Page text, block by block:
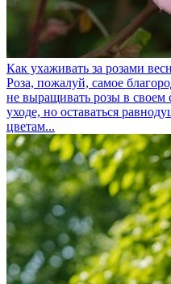
Как ухаживать за розами
Роза, пожалуй, самое
не выращивать розы в своем
уходе, но оставаться
цветам...